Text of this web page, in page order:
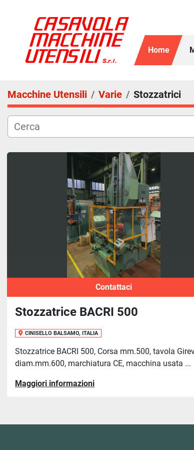
Home
Macchine Utensili Varie Stozzatrici
Contattaci
Stozzatrice BACRI 500
CINISELLO BALSAMO, ITALIA
Stozzatrice BACRI 500, Corsa mm.500, tavola
diam.mm.600, marchiatura CE, macchina usata ...
Maggiori informazioni